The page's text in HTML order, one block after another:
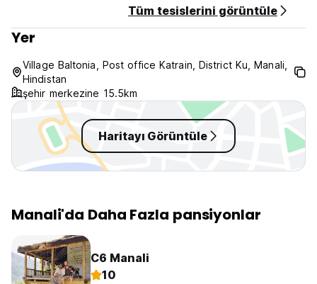
Sokağa çıkma yasağı yok. (Auto-translated from original
language)
Tüm tesislerini görüntüle
Yer
Village Baltonia, Post office Katrain, District Ku, Manali,
Hindistan
şehir merkezine 15.5km
Haritayı Görüntüle
Manali'da Daha Fazla pansiyonlar
C6 Manali
10